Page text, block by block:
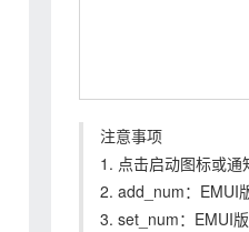
注意事项
1. 点击启动图标或
2. add_num：EMUI
3. set_num：EMUI